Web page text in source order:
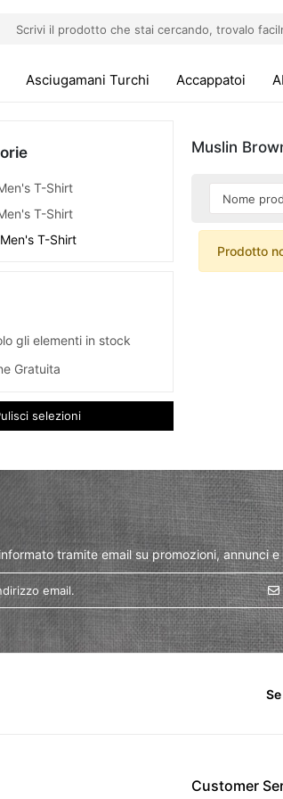
Asciugamani Turchi Accappatoi
T-Shirt
T-Shirt
T-Shirt
gli elementi in stock
Gratuita
selezioni
Muslin
Prodotto
tramite email su promozioni, annunci
Customer